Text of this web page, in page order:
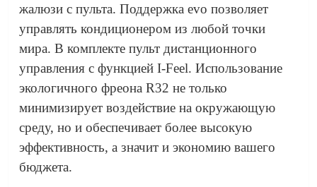
жалюзи с пульта. Поддержка evo позволяет
управлять кондиционером из любой точки
мира. В комплекте пульт дистанционного
управления с функцией I-Feel. Использование
экологичного фреона R32 не только
минимизирует воздействие на окружающую
среду, но и обеспечивает более высокую
эффективность, а значит и экономию вашего
бюджета.